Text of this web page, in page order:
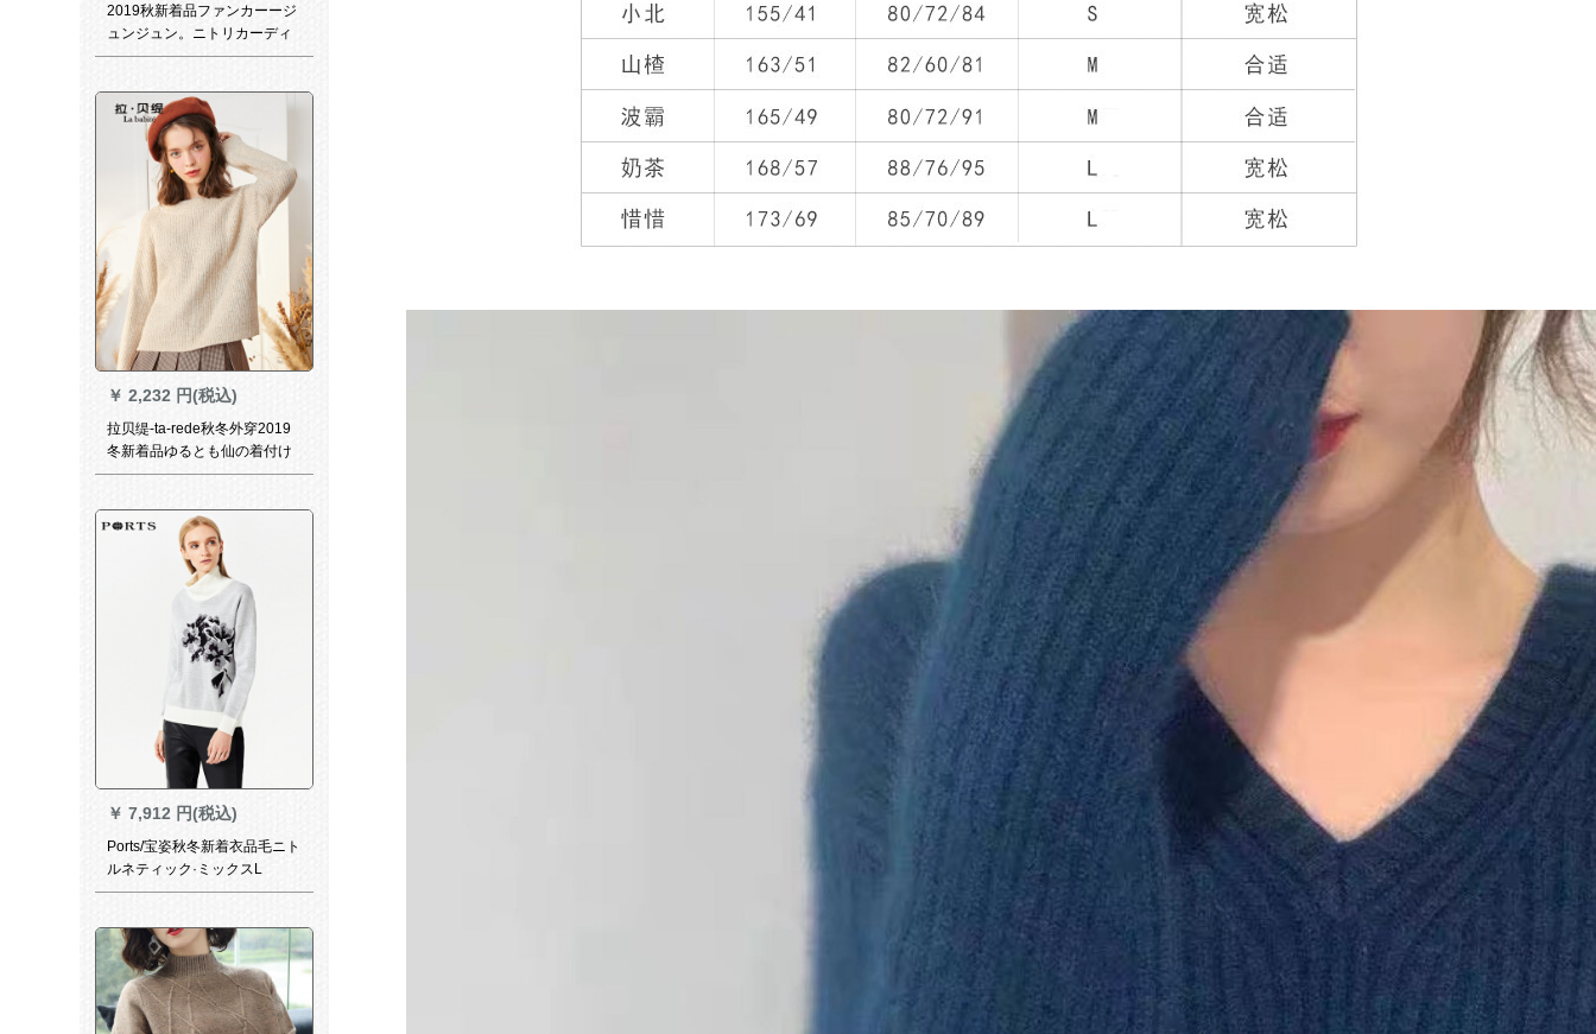
2019秋新着品ファンカーージ
ュンジュン。ニトリカーディ
ックF 6685 mホワイト色フリ
￥ 2,232 円(税込)
拉贝缇-ta-rede秋冬外穿2019
冬新着品ゆるとも仙の着付け
のさささはニタッとします。
￥ 7,912 円(税込)
Ports/宝姿秋冬新着衣品毛ニト
ルネティック·ミックスL